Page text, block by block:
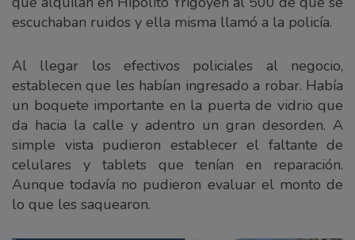
escuchaban ruidos y ella misma llamó a la policía.
Al llegar los efectivos policiales al negocio,
establecen que les habían ingresado a robar. Había
un boquete importante en la puerta de vidrio que
da hacia la calle y adentro un gran desorden. A
simple vista pudieron establecer el faltante de
celulares y tablets que tenían en reparación.
Aunque todavía no pudieron evaluar el monto de
lo que les saquearon.